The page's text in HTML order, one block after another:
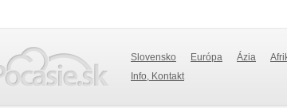
Slovensko Európa Ázia
Info, Kontakt